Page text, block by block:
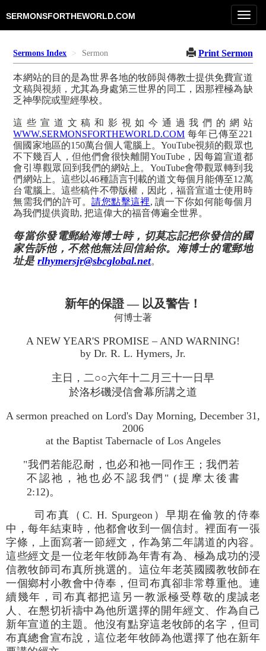
SERMONSFORTHEWORLD.COM
Sermons Index Sermon Print Sermon
本網站的目的是為世界各地的牧師與傳教士提供免費宣道
文稿與視頻，尤其為身處第三世界的同工，因那裡極為缺
乏神學院或聖經學校。
這些宣道文稿和影視如今通過我們的網站
WWW.SERMONSFORTHEWORLD.COM 每年已傳至221
個國家地區的150萬台個人電腦上。YouTube視頻的觀眾也
不下幾百人，但他們會很快離開YouTube，因每篇宣道都
會引導觀眾回到我們的網站上。YouTube會帶觀眾轉到我
們網站上。這些以46種語言刊載的道文每個月能傳至12萬
台電腦上。這些稿件不帶版權，因此，福音宣道士使用時
無需我們的許可。請您點擊這裡, 讀一下你如何能每個月
為我們提供資助, 把這偉大的福音傳遍全世界。
每當你發電郵給海博士時，切莫忘記把你發信的國
家告訴他，不然他無法回信給你。海博士的電郵地
址是rlhymersjr@sbcglobal.net。
新年的保證 — 以及警告！
何博士著
A NEW YEAR'S PROMISE – AND WARNING!
by Dr. R. L. Hymers, Jr.
主日，二○○六年十二月三十一日早
於洛杉磯浸信會幕所講之道
A sermon preached on Lord's Day Morning, December 31,
2006
at the Baptist Tabernacle of Los Angeles
"我們若能忍耐，也必和祂一同作王；我們若
不認祂，祂也必不認我們" (提摩太後書
2:12)。
司布真（C. H. Spurgeon）早期在倫敦的侍奉
中，每年結束時，他都會收到一個信封。裡面有一張
字條，上面寫著一節經文，作為第二年講道的內容。
這些經文是一位老年牧師為年青有為、極為成功的浸
信教牧師司布真所挑選的。這位年老英國國教牧師在
一個鄉村小教會中侍奉，但司布真卻非常尊重他。連
續幾年，司布真都把這另一教派極受尊敬的虔誠老
人、在懇切祈禱中為他所選擇的開年經文、作為自己
新年宣道的主題。他沒有點穿這老牧師的名字，但司
布真總會宣布說，這位老年牧師為他選擇了他在新年